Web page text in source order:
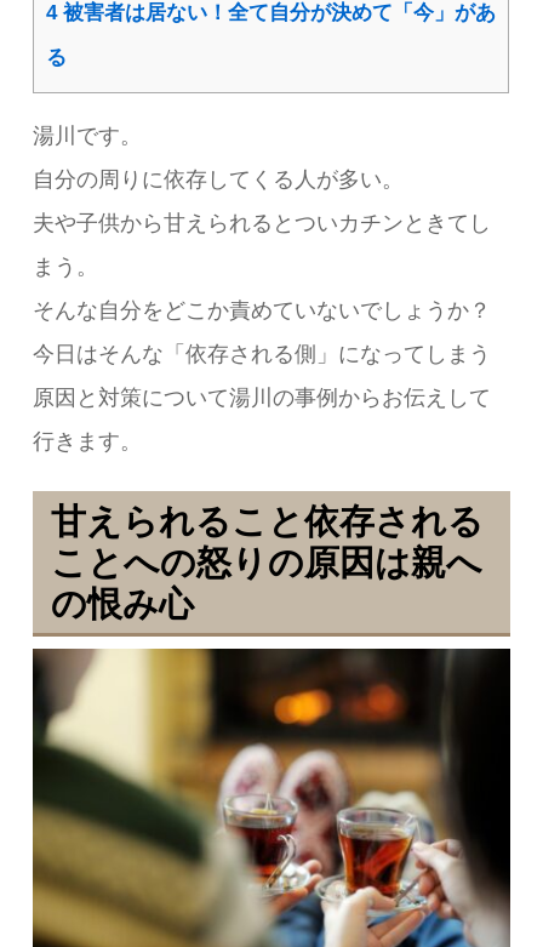
4被害者は居ない！全て自分が決めて「今」があ
る
湯川です。
自分の周りに依存してくる人が多い。
夫や子供から甘えられるとついカチンときてし
まう。
そんな自分をどこか責めていないでしょうか？
今日はそんな「依存される側」になってしまう
原因と対策について湯川の事例からお伝えして
行きます。
甘えられること依存される
ことへの怒りの原因は親へ
の恨み心